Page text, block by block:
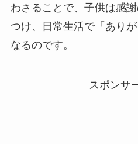
わさることで、子供は感
つけ、日常生活で「あり
なるのです。
スポンサ